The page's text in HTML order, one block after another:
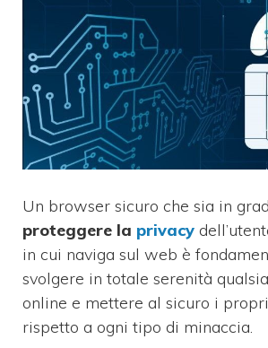
Un browser sicuro che sia in
proteggere la privacy
in cui naviga sul web è
svolgere in totale serenità
online e mettere al sicuro i
rispetto a ogni tipo di minaccia.